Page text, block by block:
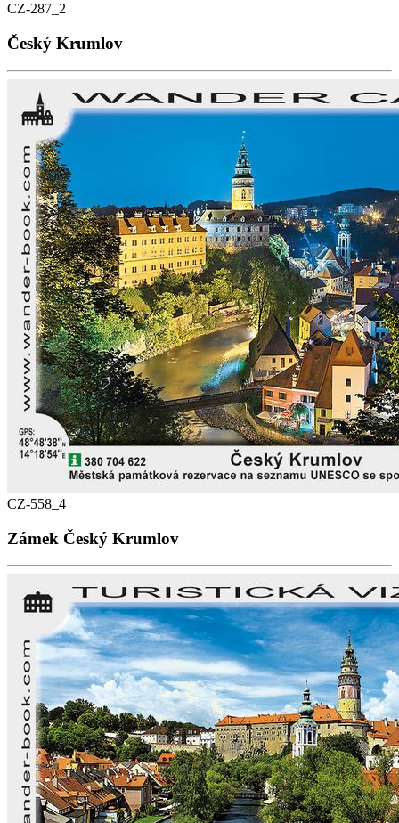
CZ-287_2
Český Krumlov
CZ-558_4
Zámek Český Krumlov